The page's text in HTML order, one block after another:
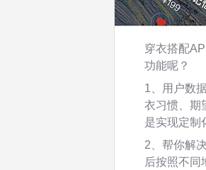
穿衣搭配
功能呢？
1、用户数
衣习惯、期
是实现定制
2、帮你解
后按照不同